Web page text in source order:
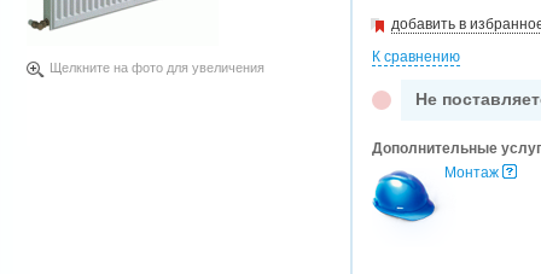
Щелкните на фото для увеличения
добавить в
К сравнению
Не
Дополнительные
Монтаж